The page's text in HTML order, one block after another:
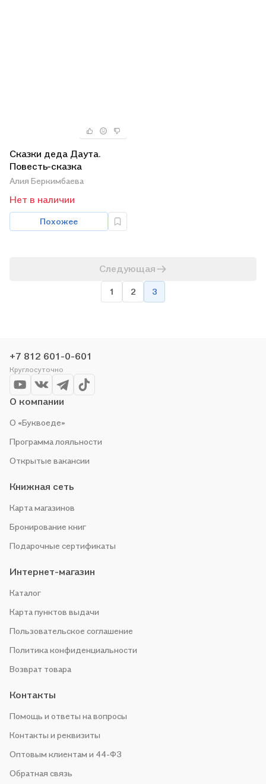
Сказки деда Даута.
Повесть-сказка
Алия Беркимбаева
Нет в наличии
Похожее
1 2 3
Следующая
+7 812 601-0-601
Круглосуточно
О компании
О «Буквоеде»
Программа лояльности
Открытые вакансии
Книжная сеть
Карта магазинов
Бронирование книг
Подарочные сертификаты
Интернет-магазин
Каталог
Карта пунктов выдачи
Пользовательское соглашение
Политика конфиденциальности
Возврат товара
Контакты
Помощь и ответы на вопросы
Контакты и реквизиты
Оптовым клиентам и 44-ФЗ
Обратная связь